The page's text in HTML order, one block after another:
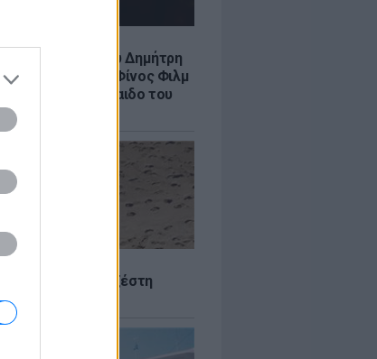
τον θάνατο του Δημήτρη
Η ανάρτηση της Φίνος Φιλμ
λεβεντόπαιδο του
θα «χτυπήσει» η ζέστη